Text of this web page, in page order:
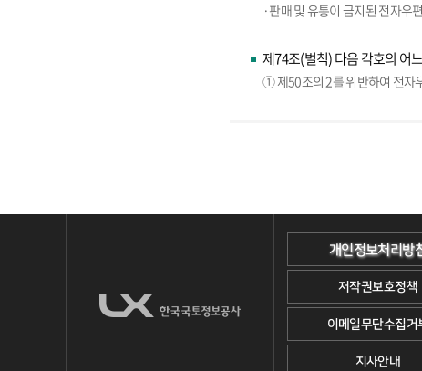
·판매 및 유통이 금지된 전자우
제74조(벌칙) 다음 각호의 어
① 제50조의 2를 위반하여 전자
개인정보처리방
저작권보호정책
이메일무단수집거
지사안내